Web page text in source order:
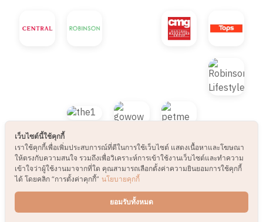
© 2021 B2S CLUB, All rights reserved. Web
Design by1001click.
เว็บไซต์นี้ใช้คุกกี้
เราใช้คุกกี้เพื่อเพิ่มประสบการณ์ที่ดีในการใช้เว็บไซต์ แสดงเนื้อหาและโฆษณา
ให้ตรงกับความสนใจ รวมถึงเพื่อวิเคราะห์การเข้าใช้งานเว็บไซต์และทำความ
เข้าใจว่าผู้ใช้งานมาจากที่ใด คุณสามารถเลือกตั้งค่าความยินยอมการใช้คุกกี้
ได้ โดยคลิก “การตั้งค่าคุกกี้” นโยบายคุกกี้
ยอมรับทั้งหมด